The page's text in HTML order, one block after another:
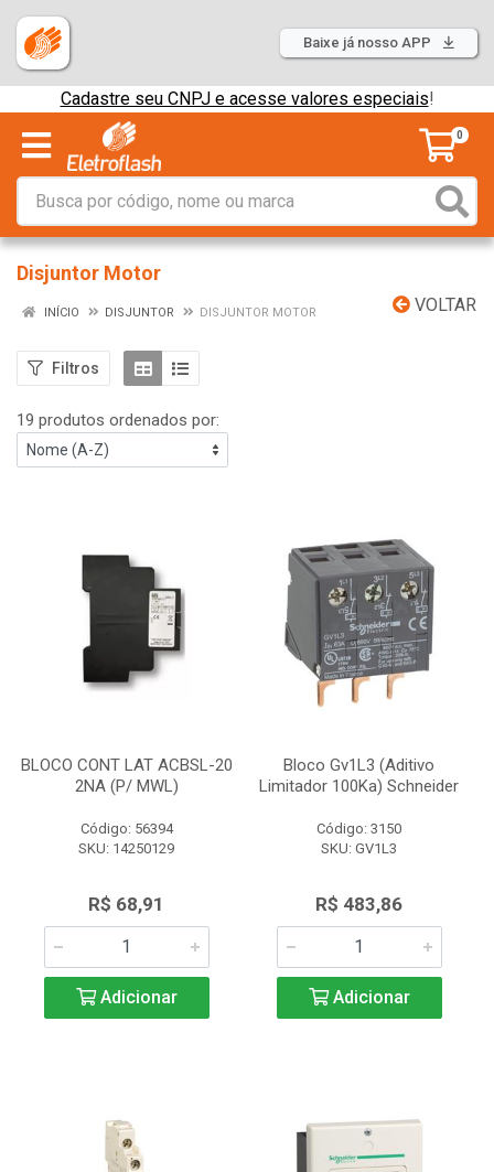
Baixe já nosso APP
Cadastre seu CNPJ e acesse valores especiais!
0
Disjuntor Motor
VOLTAR
INÍCIO DISJUNTOR DISJUNTOR MOTOR
Filtros
19 produtos ordenados por:
BLOCO CONT LAT ACBSL-20
2NA (P/ MWL)
Código: 56394
SKU: 14250129
R$ 68,91
Adicionar
Bloco Gv1L3 (Aditivo
Limitador 100Ka) Schneider
Código: 3150
SKU: GV1L3
R$ 483,86
Adicionar